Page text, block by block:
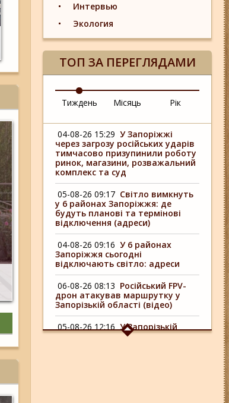
Побиття, "ями" та накази стріляти по
опублікували розслідування про 225-й
штурмовий полк, що зараз
Запорізькому напрямку
Интервью
Экология
ТОП ЗА ПЕРЕГЛЯДАМИ
Тиждень Місяць Рік
04-08-26 15:29 У Запоріжжі
через загрозу російських ударів
тимчасово призупинили роботу
ринок, магазини, розважальний
комплекс та суд
05-08-26 09:17 Світло вимкнуть
у 6 районах Запоріжжя: де
будуть планові та термінові
відключення (адреси)
04-08-26 09:16 У 6 районах
Запоріжжя сьогодні
відключають світло: адреси
06-08-26 08:13 Російський FPV-
дрон атакував маршрутку у
Запорізькій області (відео)
05-08-26 12:16 У Запорізькій
області ресторан оштрафували